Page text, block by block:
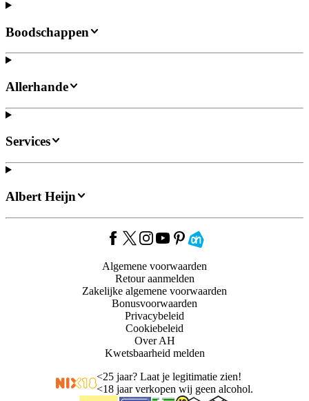
Boodschappen
Allerhande
Services
Albert Heijn
Algemene voorwaarden
Retour aanmelden
Zakelijke algemene voorwaarden
Bonusvoorwaarden
Privacybeleid
Cookiebeleid
Over AH
Kwetsbaarheid melden
<25 jaar? Laat je legitimatie zien!
<18 jaar verkopen wij geen alcohol.